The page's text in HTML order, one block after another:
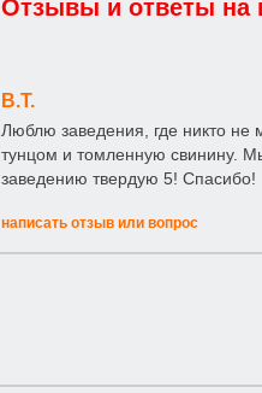
Отзывы и ответы на
В.Т.
Люблю заведения, где никто не
тунцом и томленную свинину.
заведению твердую 5! Спасибо!
написать отзыв или вопрос